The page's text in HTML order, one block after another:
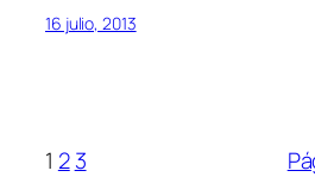
16 julio, 2013
1 2 3